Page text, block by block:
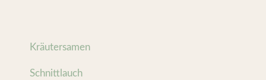
Kräutersamen
Schnittlauch